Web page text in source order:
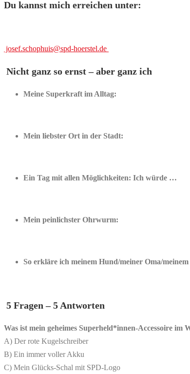
Du kannst mich erreichen unter:
josef.schophuis@spd-hoerstel.de
Nicht ganz so ernst – aber ganz ich
Meine Superkraft im Alltag:
Mein liebster Ort in der Stadt:
Ein Tag mit allen Möglichkeiten: Ich würde …
Mein peinlichster Ohrwurm:
So erkläre ich meinem Hund/meiner Oma/
5 Fragen – 5 Antworten
Was ist mein geheimes Superheld*innen-Accessoire im
A) Der rote Kugelschreiber
B) Ein immer voller Akku
C) Mein Glücks-Schal mit SPD-Logo